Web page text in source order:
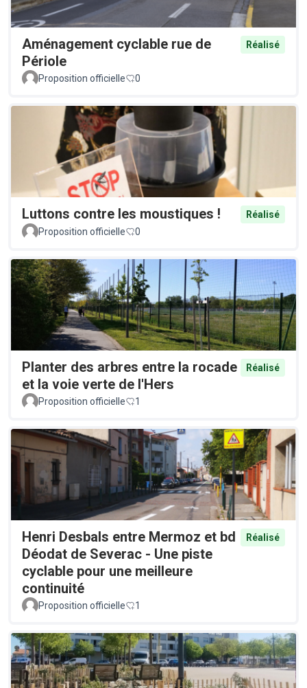
Aménagement cyclable rue de
Périole
Réalisé
Proposition officielle 0
Luttons contre les moustiques !
Réalisé
Proposition officielle
0
Planter des arbres entre la rocade
et la voie verte de l'Hers
Réalisé
Proposition officielle 1
Henri Desbals entre Mermoz et bd
Déodat de Severac - Une piste
cyclable pour une meilleure
continuité
Réalisé
Proposition officielle 1